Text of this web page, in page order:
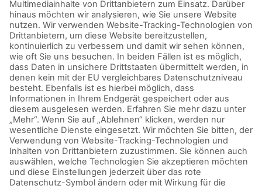
IMPRESSUM DATENSCHUTZERKLÄRUNG AGB KONTAKT
© Aurora Mühlen GmbH - Trettaustraße 49 – D-21107 Hamburg